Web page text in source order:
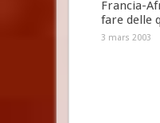
Francia-
fare delle
3 mars 2003